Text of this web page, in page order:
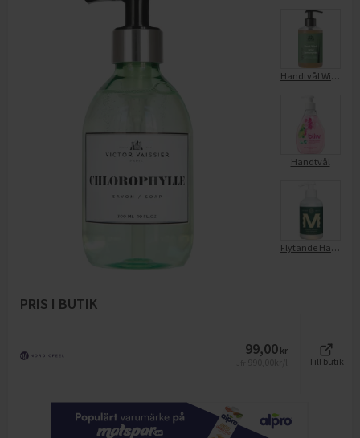
Handtvål Wild Lemongrass
Handtvål
Flytande Handtvål Lemon Sparks
PRIS I BUTIK
99,00 kr
Till butik